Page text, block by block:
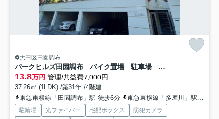
大田区田園調布
パークヒルズ田園調布 バイク置場 駐車場 宅配BOX
13.8万円 管理/共益費7,000円
37.26㎡ (1LDK) /築31年 /4階建
東急東横線「田園調布」駅 徒歩6分
東急東横線「多摩川」駅 徒歩10分
駐輪場 光ファイバー 宅配ボックス
防犯カメラ